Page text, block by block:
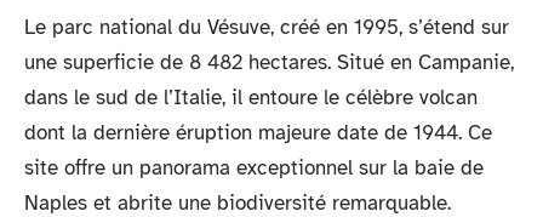
Le parc national du Vésuve, créé en 1995, s’étend sur
une superficie de 8 482 hectares. Situé en Campanie,
dans le sud de l’Italie, il entoure le célèbre volcan
dont la dernière éruption majeure date de 1944. Ce
site offre un panorama exceptionnel sur la baie de
Naples et abrite une biodiversité remarquable.